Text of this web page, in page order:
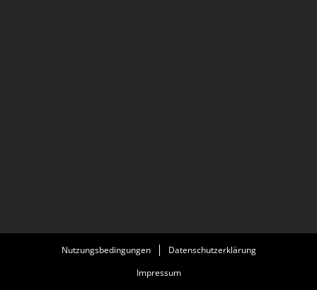
Nutzungsbedingungen
Datenschutzerklärung
Impressum